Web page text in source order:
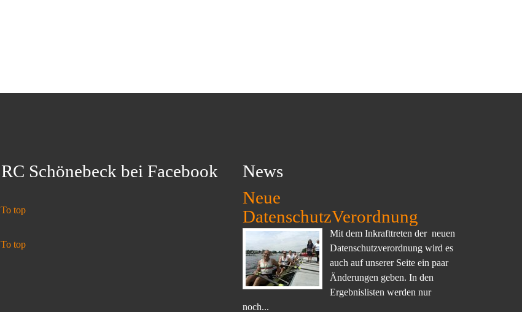
RC Schönebeck bei Facebook
To top
To top
News
Neue
DatenschutzVerordnung
Mit dem Inkrafttreten der neuen
Datenschutzverordnung wird es
auch auf unserer Seite ein paar
Änderungen geben. In den
Ergebnislisten werden nur
noch...